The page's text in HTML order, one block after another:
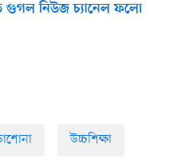
গুগল নিউজ চ্যানেল ফলো
উচ্চশিক্ষা